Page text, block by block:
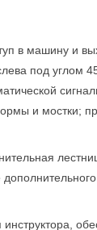
в машину и
под углом
и мостки;
инструктора,